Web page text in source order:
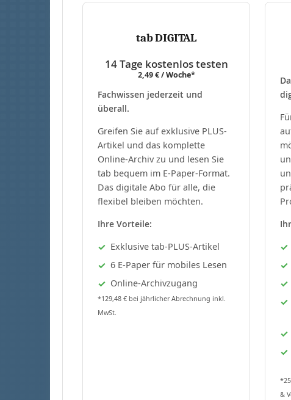
tab DIGITAL
14 Tage kostenlos testen
2,49 € / Woche*
Fachwissen jederzeit und
überall.
Greifen Sie auf exklusive PLUS-
Artikel und das komplette
Online-Archiv zu und lesen Sie
tab bequem im E-Paper-Format.
Das digitale Abo für alle, die
flexibel bleiben möchten.
Ihre Vorteile:
Exklusive tab-PLUS-Artikel
6 E-Paper für mobiles Lesen
Online-Archivzugang
*129,48 € bei jährlicher Abrechnung inkl.
MwSt.
&